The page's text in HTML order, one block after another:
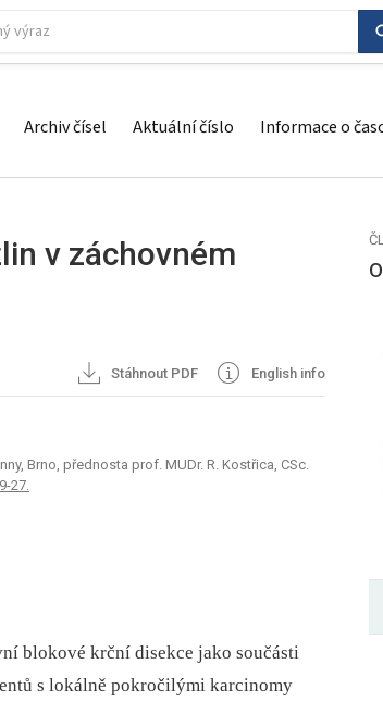
Archiv čísel Aktuální číslo Informace o
v záchovném
Stáhnout PDF English info
Brno, přednosta prof. MUDr. R. Kostřica, CSc.
27.
blokové krční disekce jako součásti
s lokálně pokročilými karcinomy